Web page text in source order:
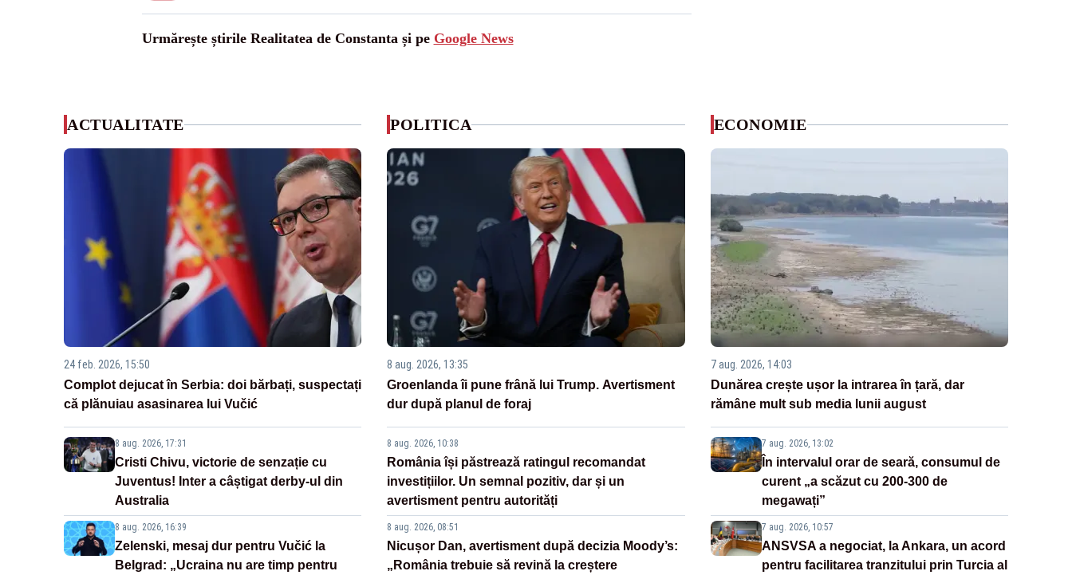
Urmărește știrile Realitatea de Constanta și pe Google News
ACTUALITATE
24 feb. 2026, 15:50
Complot dejucat în Serbia: doi bărbați, suspectați
că plănuiau asasinarea lui Vučić
8 aug. 2026, 17:31
Cristi Chivu, victorie de senzație cu
Juventus! Inter a câștigat derby-ul din
Australia
8 aug. 2026, 16:39
Zelenski, mesaj dur pentru Vučić la
Belgrad: „Ucraina nu are timp pentru
POLITICA
8 aug. 2026, 13:35
Groenlanda îi pune frână lui Trump. Avertisment
dur după planul de foraj
8 aug. 2026, 10:38
România își păstrează ratingul recomandat
investițiilor. Un semnal pozitiv, dar și un
avertisment pentru autorități
8 aug. 2026, 08:51
Nicușor Dan, avertisment după decizia Moody’s:
„România trebuie să revină la creștere
ECONOMIE
7 aug. 2026, 14:03
Dunărea crește ușor la intrarea în țară, dar
rămâne mult sub media lunii august
7 aug. 2026, 13:02
În intervalul orar de seară, consumul de
curent „a scăzut cu 200-300 de
megawați”
7 aug. 2026, 10:57
ANSVSA a negociat, la Ankara, un acord
pentru facilitarea tranzitului prin Turcia al